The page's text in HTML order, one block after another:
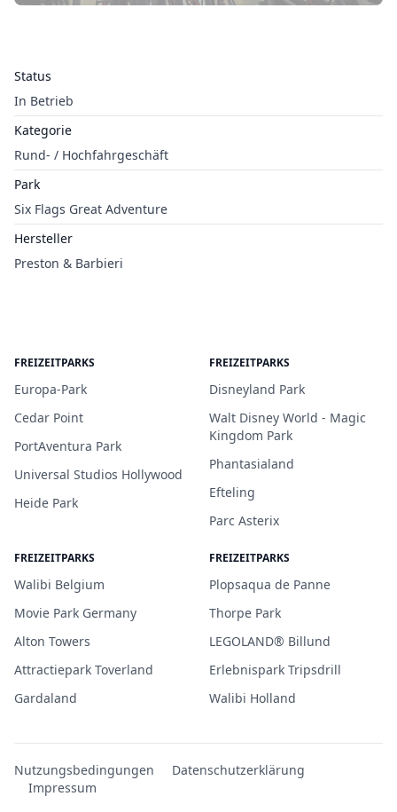
Status
In Betrieb
Kategorie
Rund- / Hochfahrgeschäft
Park
Six Flags Great Adventure
Hersteller
Preston & Barbieri
FREIZEITPARKS
Europa-Park
Cedar Point
PortAventura Park
Universal Studios Hollywood
Heide Park
FREIZEITPARKS
Disneyland Park
Walt Disney World - Magic
Kingdom Park
Phantasialand
Efteling
Parc Asterix
FREIZEITPARKS
Walibi Belgium
Movie Park Germany
Alton Towers
Attractiepark Toverland
Gardaland
FREIZEITPARKS
Plopsaqua de Panne
Thorpe Park
LEGOLAND® Billund
Erlebnispark Tripsdrill
Walibi Holland
Nutzungsbedingungen
Datenschutzerklärung
Impressum